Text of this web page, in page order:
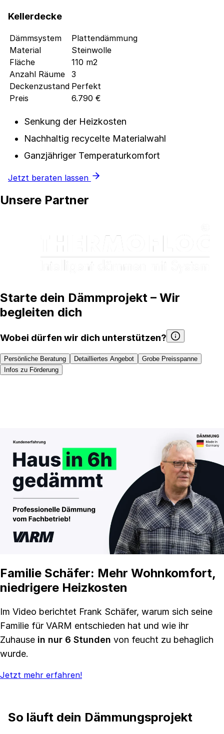
Kellerdecke
Dämmsystem
Plattendämmung
Material
Steinwolle
Fläche
110 m2
Anzahl Räume
3
Deckenzustand Perfekt
Preis
6.790 €
Senkung der Heizkosten
Nachhaltig recycelte Materialwahl
Ganzjähriger Temperaturkomfort
Jetzt beraten lassen
Unsere Partner
Starte dein Dämmprojekt – Wir
begleiten dich
Wobei dürfen wir dich unterstützen?
Persönliche Beratung Detailliertes Angebot
Grobe Preisspanne
Infos zu Förderung
Familie Schäfer: Mehr Wohnkomfort,
niedrigere Heizkosten
Im Video berichtet Frank Schäfer, warum sich seine
Familie für VARM entschieden hat und wie ihr
Zuhause in nur 6 Stunden von feucht zu behaglich
wurde.
Jetzt mehr erfahren!
So läuft dein Dämmungsprojekt